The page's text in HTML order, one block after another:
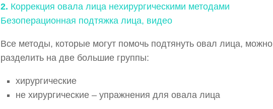
2. Коррекция овала лица нехирургическими методами
Безоперационная подтяжка лица, видео
Все методы, которые могут помочь подтянуть овал лица, можно
разделить на две большие группы:
хирургические
не хирургические – упражнения для овала лица